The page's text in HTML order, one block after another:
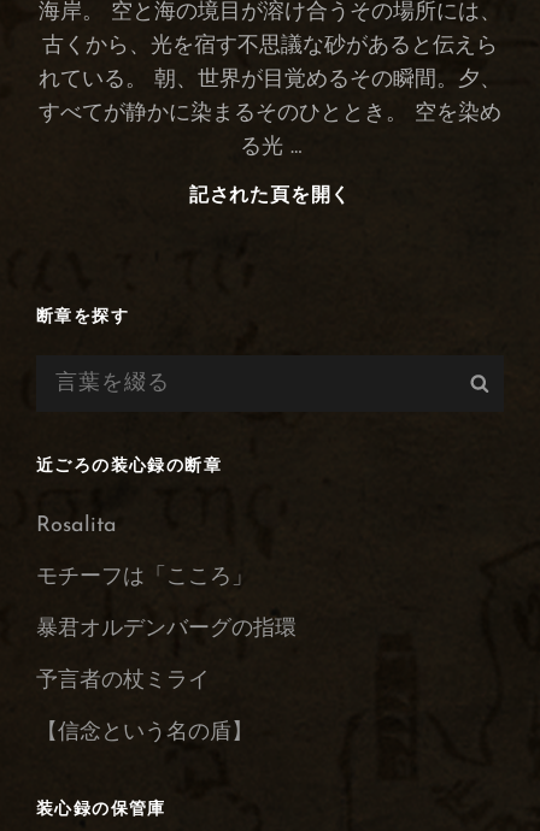
海岸。 空と海の境目が溶け合うその場所には、
古くから、光を宿す不思議な砂があると伝えら
れている。 朝、世界が目覚めるその瞬間。夕、
すべてが静かに染まるそのひととき。 空を染め
る光 …
記された頁を開く
断章を探す
検
近ごろの装心録の断章
Rosalita
モチーフは「こころ」
暴君オルデンバーグの指環
予言者の杖ミライ
【信念という名の盾】
装心録の保管庫